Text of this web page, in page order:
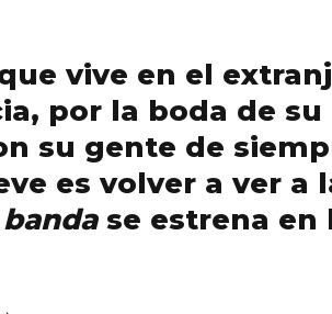
vive en el
por la boda de
su gente de
es volver a ver a
se estrena en